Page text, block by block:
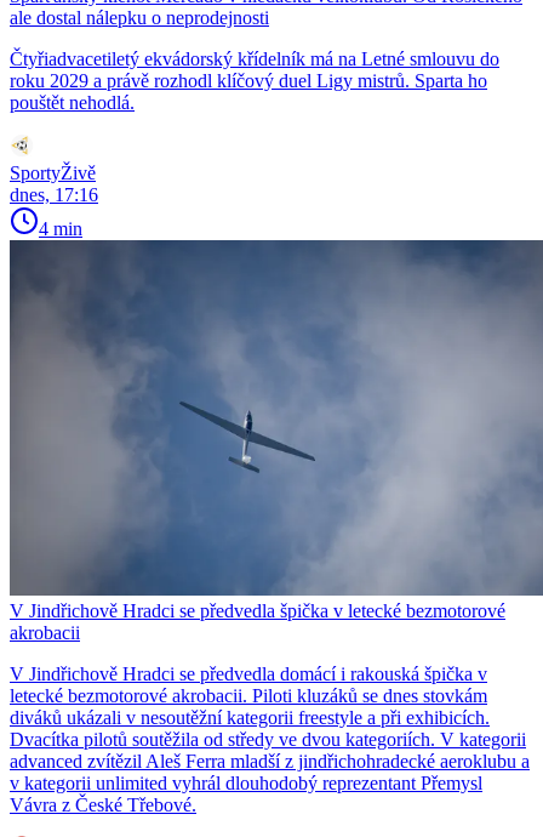
ale dostal nálepku o neprodejnosti
Čtyřiadvacetiletý ekvádorský křídelník má na Letné smlouvu do
roku 2029 a právě rozhodl klíčový duel Ligy mistrů. Sparta ho
pouštět nehodlá.
SportyŽivě
dnes, 17:16
4 min
V Jindřichově Hradci se předvedla špička v letecké bezmotorové
akrobacii
V Jindřichově Hradci se předvedla domácí i rakouská špička v
letecké bezmotorové akrobacii. Piloti kluzáků se dnes stovkám
diváků ukázali v nesoutěžní kategorii freestyle a při exhibicích.
Dvacítka pilotů soutěžila od středy ve dvou kategoriích. V kategorii
advanced zvítězil Aleš Ferra mladší z jindřichohradecké aeroklubu a
v kategorii unlimited vyhrál dlouhodobý reprezentant Přemysl
Vávra z České Třebové.